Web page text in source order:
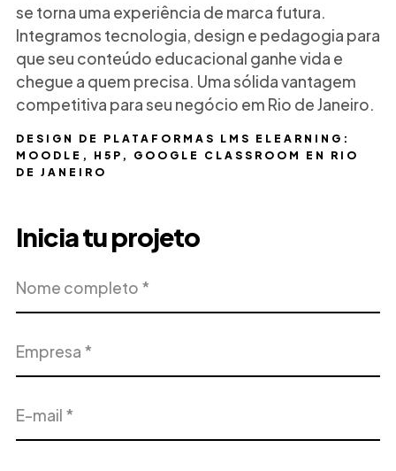
DESIGN DE PLATAFORMAS LMS ELEARNING:
MOODLE, H5P, GOOGLE CLASSROOM EN RIO
DE JANEIRO
se torna uma experiência de marca futura.
Integramos tecnologia, design e pedagogia para
que seu conteúdo educacional ganhe vida e
chegue a quem precisa. Uma sólida vantagem
competitiva para seu negócio em Rio de Janeiro.
Inicia tu projeto
completo
mail